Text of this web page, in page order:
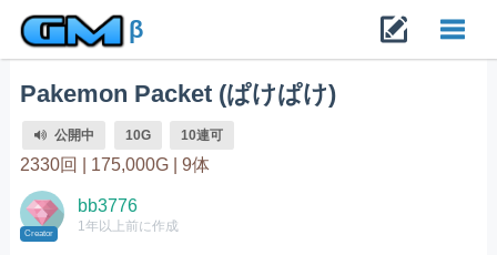
β
Pakemon Packet (ぱけぱけ)
公開中 10G 10連可
2330回 | 175,000G | 9体
Creator
bb3776
1年以上前に作成